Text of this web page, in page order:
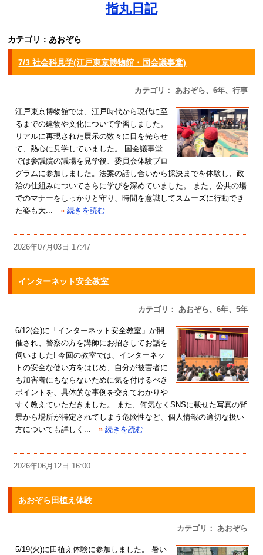
指丸日記
カテゴリ：あおぞら
7/3 社会科見学(江戸東京博物館・国会議事堂)
カテゴリ： あおぞら、6年、行事
江戸東京博物館では、江戸時代から現代に至
るまでの建物や文化について学習しました。
リアルに再現された展示の数々に目を光らせ
て、熱心に見学していました。 国会議事堂
では参議院の議場を見学後、委員会体験プロ
グラムに参加しました。法案の話し合いから採決までを体験し、政
治の仕組みについてさらに学びを深めていました。 また、公共の場
でのマナーをしっかりと守り、時間を意識してスムーズに行動でき
た姿も大...
» 続きを読む
2026年07月03日 17:47
インターネット安全教室
カテゴリ： あおぞら、6年、5年
6/12(金)に「インターネット安全教室」が開
催され、警察の方を講師にお招きしてお話を
伺いました! 今回の教室では、インターネッ
トの安全な使い方をはじめ、自分が被害者に
も加害者にもならないために気を付けるべき
ポイントを、具体的な事例を交えてわかりや
すく教えていただきました。 また、何気なくSNSに載せた写真の背
景から場所が特定されてしまう危険性など、個人情報の適切な扱い
方についても詳しく...
» 続きを読む
2026年06月12日 16:00
あおぞら田植え体験
カテゴリ： あおぞら
5/19(火)に田植え体験に参加しました。 暑い